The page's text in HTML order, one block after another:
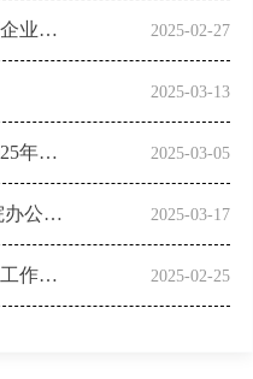
习近平总书记出席民营企业座谈会并发表重要讲话侧记 2025-02-27
2025-03-13
国务院总理李强作的2025年政府工作报告（摘登） 2025-03-05
中共中央办公厅 国务院办公厅印发《提振消费专项行动方案》 2025-03-17
习近平：形成做好社会工作的强大合力 2025-02-25